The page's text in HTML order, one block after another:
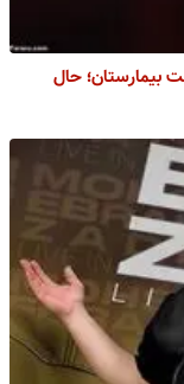
بیمارستان؛ حال